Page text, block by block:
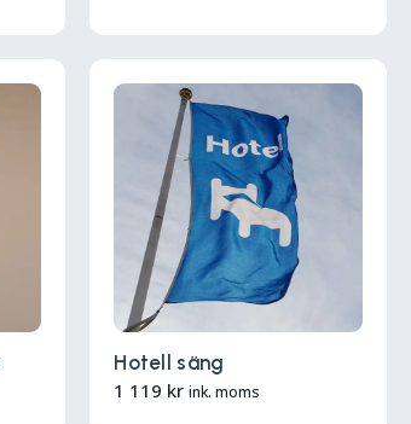
Hotell säng
1 119 kr ink. moms